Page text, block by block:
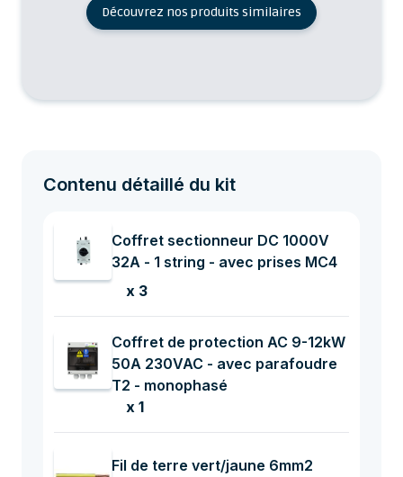
Découvrez nos produits similaires
Contenu détaillé du kit
Coffret sectionneur DC 1000V
32A - 1 string - avec prises MC4
x 3
Coffret de protection AC 9-12kW
50A 230VAC - avec parafoudre
T2 - monophasé
x 1
Fil de terre vert/jaune 6mm2